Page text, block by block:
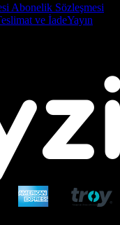
Abonelik Sözleşmesi
ve İadeYayın